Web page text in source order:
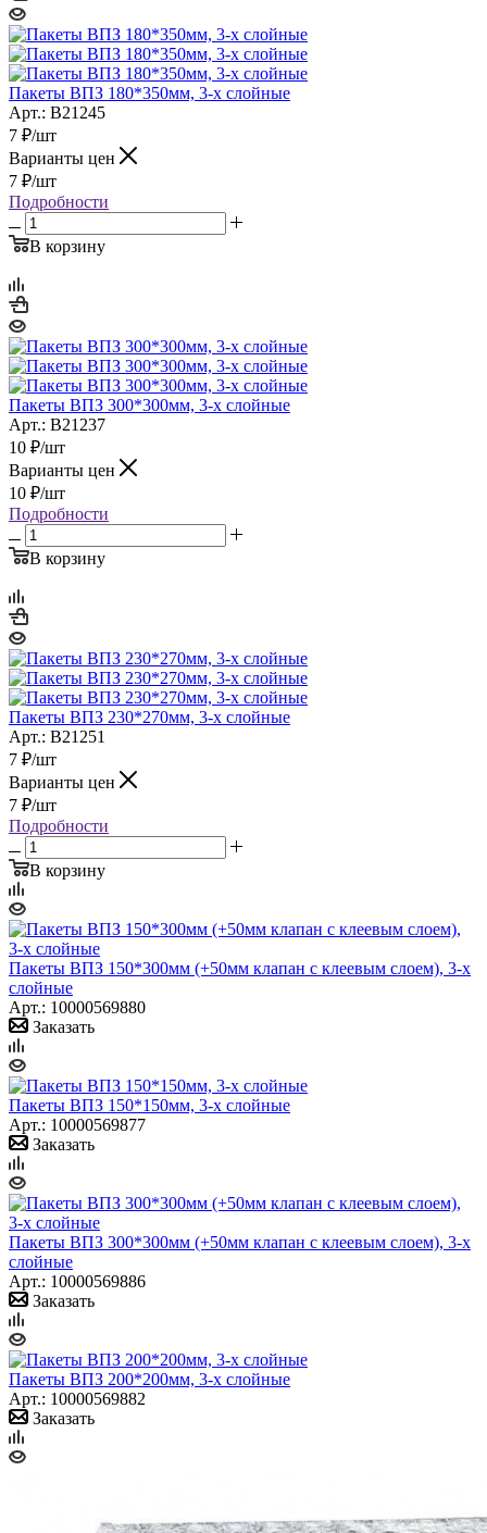
Пакеты ВПЗ 180*350мм, 3-х слойные
Арт.: B21245
7 ₽/шт
Варианты цен
7 ₽/шт
Подробности
В корзину
Пакеты ВПЗ 300*300мм, 3-х слойные
Арт.: B21237
10 ₽/шт
Варианты цен
10 ₽/шт
Подробности
В корзину
Пакеты ВПЗ 230*270мм, 3-х слойные
Арт.: B21251
7 ₽/шт
Варианты цен
7 ₽/шт
Подробности
В корзину
Пакеты ВПЗ 150*300мм (+50мм клапан с клеевым слоем), 3-х
слойные
Арт.: 10000569880
Заказать
Пакеты ВПЗ 150*150мм, 3-х слойные
Арт.: 10000569877
Заказать
Пакеты ВПЗ 300*300мм (+50мм клапан с клеевым слоем), 3-х
слойные
Арт.: 10000569886
Заказать
Пакеты ВПЗ 200*200мм, 3-х слойные
Арт.: 10000569882
Заказать